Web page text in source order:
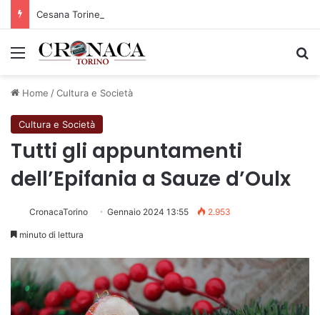
Menu
Home /Cultura e Società
Cultura e Società
Tutti gli appuntamenti
dell’Epifania a Sauze d’Oulx
CronacaTorino Gennaio 2024 13:55 2.953
minuto di lettura